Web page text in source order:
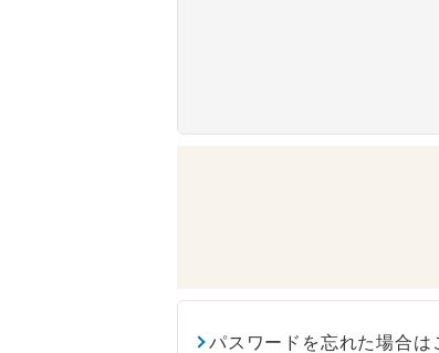
パスワードを忘れた場合は